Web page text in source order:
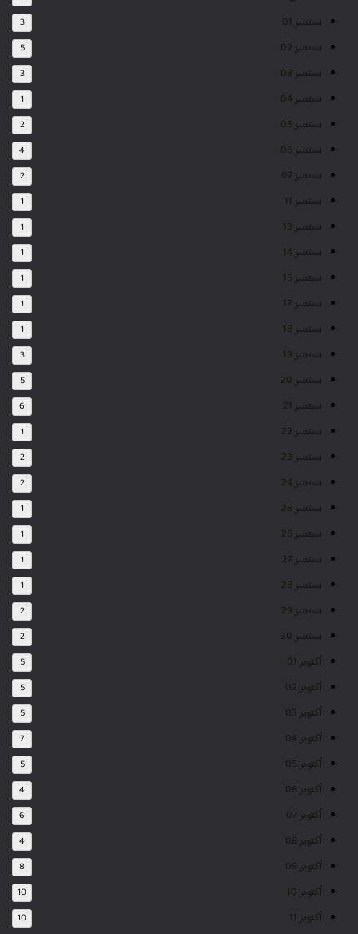
سبتمبر 01 3
سبتمبر 02 5
سبتمبر 03 3
سبتمبر 04 1
سبتمبر 05 2
سبتمبر 06 4
سبتمبر 07 2
سبتمبر 11 1
سبتمبر 13 1
سبتمبر 14 1
سبتمبر 15 1
سبتمبر 17 1
سبتمبر 18 1
سبتمبر 19 3
سبتمبر 20 5
سبتمبر 21 6
سبتمبر 22 1
سبتمبر 23 2
سبتمبر 24 2
سبتمبر 25 1
سبتمبر 26 1
سبتمبر 27 1
سبتمبر 28 1
سبتمبر 29 2
سبتمبر 30 2
أكتوبر 01 5
أكتوبر 02 5
أكتوبر 03 5
أكتوبر 04 7
أكتوبر 05 5
أكتوبر 06 4
أكتوبر 07 6
أكتوبر 08 4
أكتوبر 09 8
أكتوبر 10 10
أكتوبر 11 10